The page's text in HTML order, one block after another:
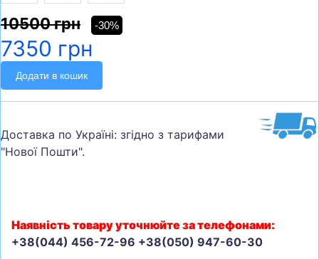
10500 грн -30%
7350 грн
Додати в кошик
Доставка по Україні: згідно з тарифами
"Нової Пошти".
Наявність товару уточнюйте за телефонами:
+38(044) 456-72-96 +38(050) 947-60-30